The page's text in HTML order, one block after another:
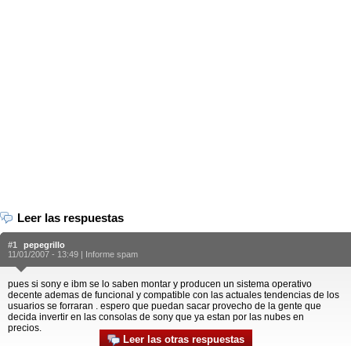
Leer las respuestas
#1
pepegrillo
11/01/2007 - 13:49 | Informe spam
pues si sony e ibm se lo saben montar y producen un sistema operativo
decente ademas de funcional y compatible con las actuales tendencias de los
usuarios se forraran . espero que puedan sacar provecho de la gente que
decida invertir en las consolas de sony que ya estan por las nubes en
precios.
Leer las otras respuestas